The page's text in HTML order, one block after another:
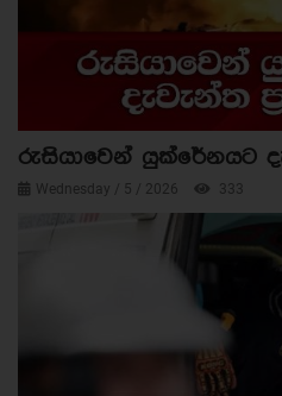
රුසියාවෙන් යුක්රේනයට
Wednesday / 5 / 2026 333